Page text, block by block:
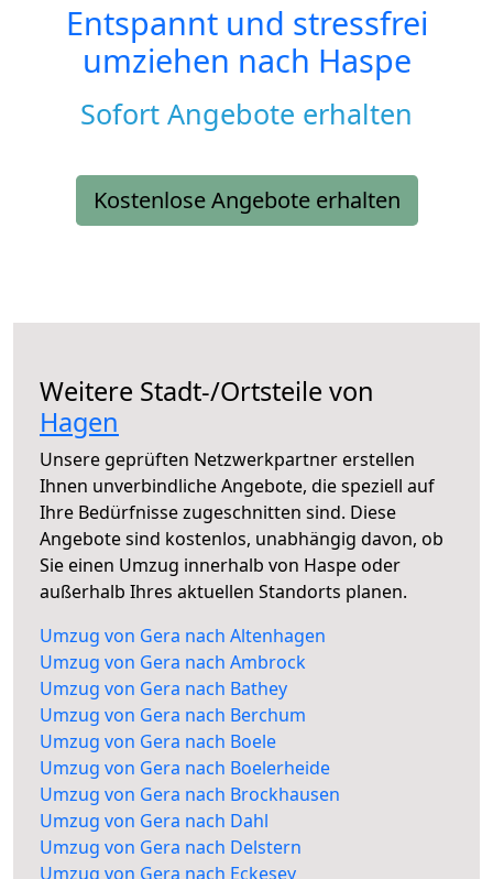
Entspannt und stressfrei
umziehen nach Haspe
Sofort Angebote erhalten
Kostenlose Angebote erhalten
Weitere Stadt-/Ortsteile von
Hagen
Unsere geprüften Netzwerkpartner erstellen
Ihnen unverbindliche Angebote, die speziell auf
Ihre Bedürfnisse zugeschnitten sind. Diese
Angebote sind kostenlos, unabhängig davon, ob
Sie einen Umzug innerhalb von Haspe oder
außerhalb Ihres aktuellen Standorts planen.
Umzug von Gera nach Altenhagen
Umzug von Gera nach Ambrock
Umzug von Gera nach Bathey
Umzug von Gera nach Berchum
Umzug von Gera nach Boele
Umzug von Gera nach Boelerheide
Umzug von Gera nach Brockhausen
Umzug von Gera nach Dahl
Umzug von Gera nach Delstern
Umzug von Gera nach Eckesey